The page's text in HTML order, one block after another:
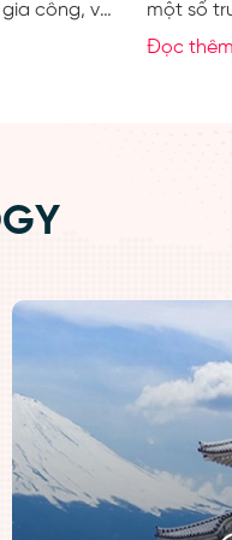
công, vận
bảo dưỡng.
một số
tập
Đọc thêm